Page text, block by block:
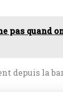
pas quand
depuis la